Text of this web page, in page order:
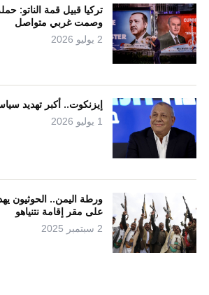
تركيا قبيل قمة الناتو:
وصمت غربي متواصل
2 يوليو 2026
إيزنكوت.. أكبر تهديد
1 يوليو 2026
ورطة اليمن.. الحوثيون
على مقر إقامة نتنياهو
2 سبتمبر 2025